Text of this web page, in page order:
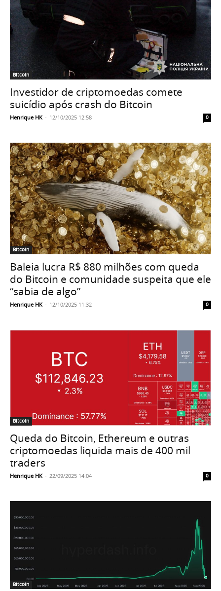
Bitcoin
Investidor de criptomoedas comete
suicídio após crash do Bitcoin
Henrique HK - 12/10/2025 12:58 0
Bitcoin
Baleia lucra R$ 880 milhões com queda
do Bitcoin e comunidade suspeita que ele
“sabia de algo”
Henrique HK - 12/10/2025 11:32 0
Bitcoin
Queda do Bitcoin, Ethereum e outras
criptomoedas liquida mais de 400 mil
traders
Henrique HK - 22/09/2025 14:04 0
Bitcoin